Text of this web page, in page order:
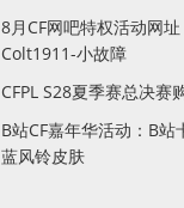
8月CF网吧特权活动网址
Colt1911-小故障
CFPL S28夏季赛总决赛
B站CF嘉年华活动：B
蓝风铃皮肤